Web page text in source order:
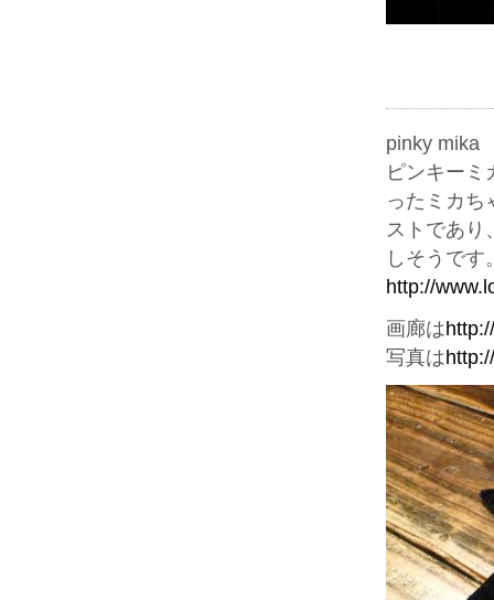
pinky mika
ピンキーミ
ったミカち
ストであり
しそうです
http://
画廊は
写真は